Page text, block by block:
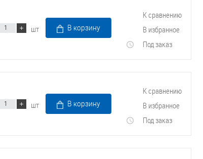
шт В корзину
К сравнению
В избранное
Под заказ
шт В корзину
К сравнению
В избранное
Под заказ